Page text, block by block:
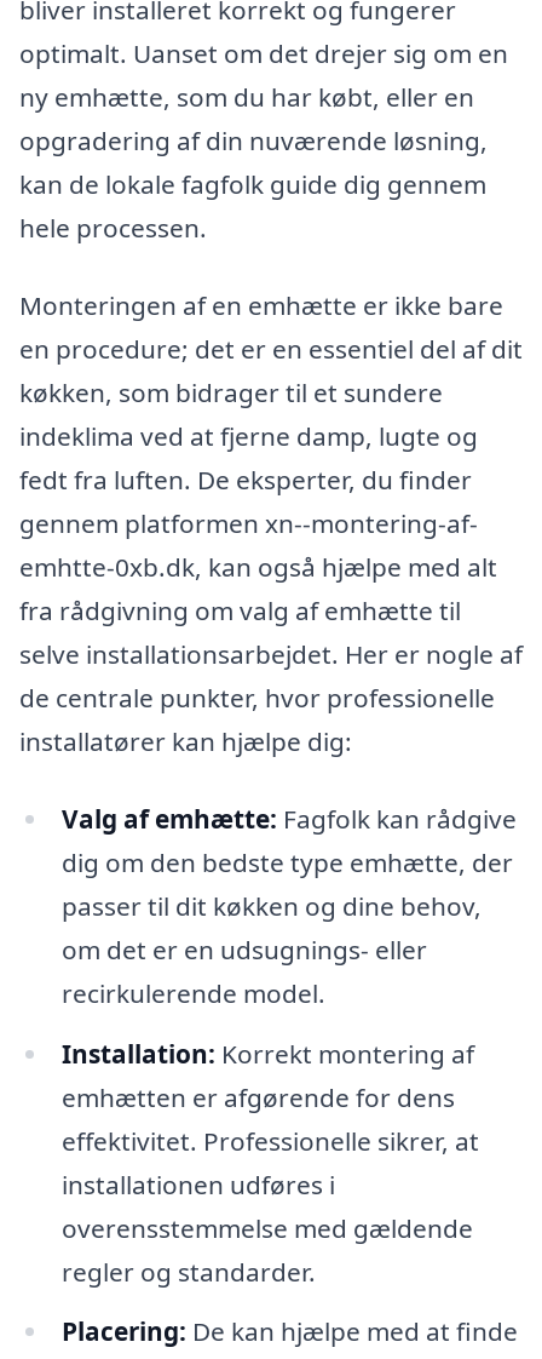
bliver installeret korrekt og fungerer
optimalt. Uanset om det drejer sig om en
ny emhætte, som du har købt, eller en
opgradering af din nuværende løsning,
kan de lokale fagfolk guide dig gennem
hele processen.
Monteringen af en emhætte er ikke bare
en procedure; det er en essentiel del af dit
køkken, som bidrager til et sundere
indeklima ved at fjerne damp, lugte og
fedt fra luften. De eksperter, du finder
gennem platformen xn--montering-af-
emhtte-0xb.dk, kan også hjælpe med alt
fra rådgivning om valg af emhætte til
selve installationsarbejdet. Her er nogle af
de centrale punkter, hvor professionelle
installatører kan hjælpe dig:
Valg af emhætte: Fagfolk kan rådgive
dig om den bedste type emhætte, der
passer til dit køkken og dine behov,
om det er en udsugnings- eller
recirkulerende model.
Installation: Korrekt montering af
emhætten er afgørende for dens
effektivitet. Professionelle sikrer, at
installationen udføres i
overensstemmelse med gældende
regler og standarder.
Placering: De kan hjælpe med at finde